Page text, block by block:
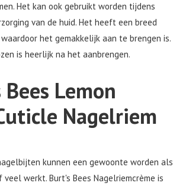
Het kan ook gebruikt worden tijdens
van de huid. Het heeft een breed
het gemakkelijk aan te brengen is.
is heerlijk na het aanbrengen.
Bees Lemon
Nagelriem
kunnen een gewoonte worden als
werkt. Burt's Bees Nagelriemcrème is